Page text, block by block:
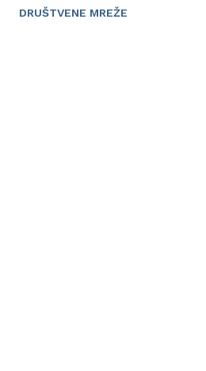
DRUŠTVENE MREŽE